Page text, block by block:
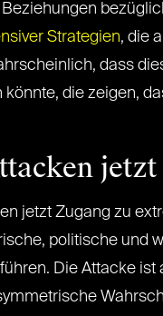
Strategien, die
dass
die zeigen,
jetzt Zugang zu
politische und
Die Attacke